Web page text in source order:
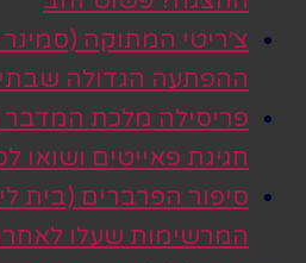
צ׳ריטי המתוקה
ההפתעה הגדולה
פריסילה מלכת המדבר
חגיגת פאייטים ושואו
סיפור הפרברים (בית
המרשימות שעלו